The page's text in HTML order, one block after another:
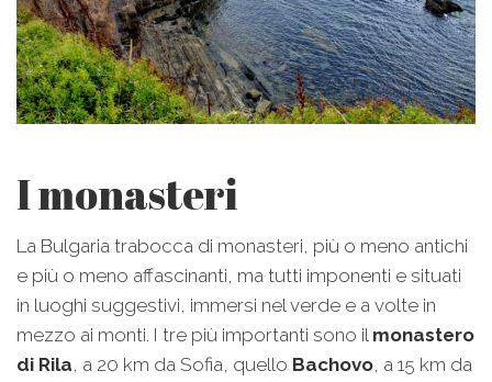
I monasteri
La Bulgaria trabocca di monasteri, più o meno antichi
e più o meno affascinanti, ma tutti imponenti e situati
in luoghi suggestivi, immersi nel verde e a volte in
mezzo ai monti. I tre più importanti sono il monastero
di Rila, a 20 km da Sofia, quello Bachovo, a 15 km da